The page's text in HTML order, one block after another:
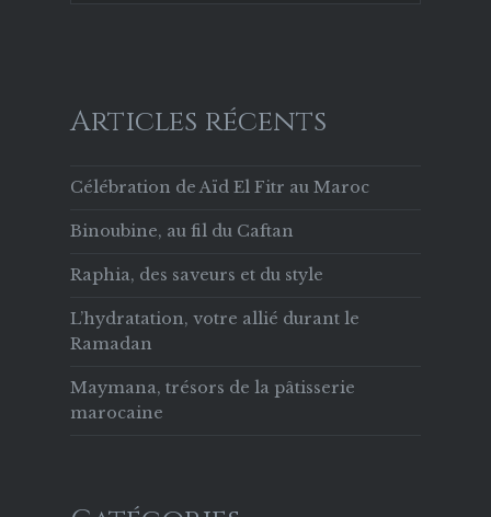
Articles récents
Célébration de Aïd El Fitr au Maroc
Binoubine, au fil du Caftan
Raphia, des saveurs et du style
L’hydratation, votre allié durant le
Ramadan
Maymana, trésors de la pâtisserie
marocaine